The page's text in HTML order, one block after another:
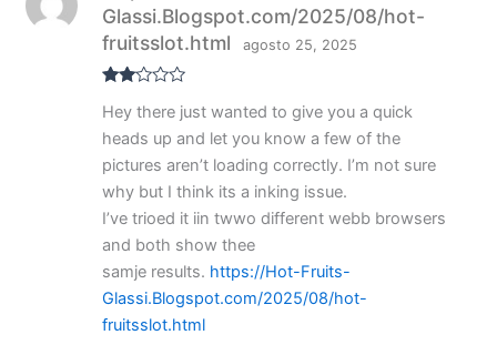
rado
con
2de
5
Glassi.Blogspot.com/2025/08/hot-
fruitsslot.html
agosto 25, 2025
Hey there just wanted to give you a quick
heads up and let you know a few of the
pictures aren’t loading correctly. I’m not sure
why but I think its a inking issue.
I’ve trioed it iin twwo different webb browsers
and both show thee
samje results. https://Hot-Fruits-
Glassi.Blogspot.com/2025/08/hot-
fruitsslot.html